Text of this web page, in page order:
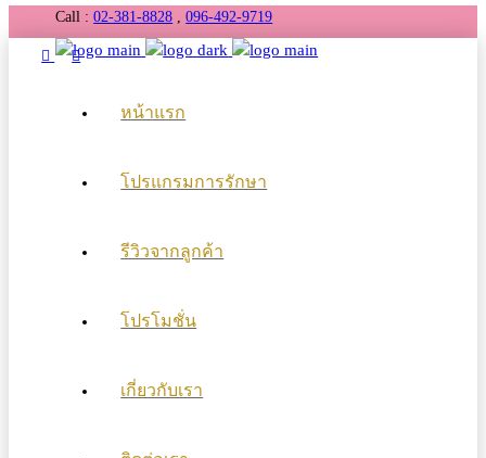
Call :02-381-8828 ,096-492-9719
หน้าแรก
โปรแกรมการรักษา
รีวิวจากลูกค้า
โปรโมชั่น
เกี่ยวกับเรา